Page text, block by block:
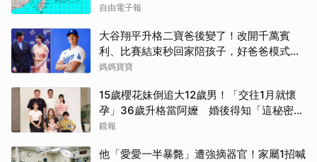
自由電子報
大谷翔平升格二寶爸後變了！改開千萬賓
利、比賽結束秒回家陪孩子，好爸爸模式全
開
媽媽寶寶
15歲櫻花妹倒追大12歲男！「交往1月就懷
孕」36歲升格當阿嬤 婚後得知「這秘密」
傻眼了
鏡報
他「愛愛一半暴斃」遭強摘器官！家屬1招喊